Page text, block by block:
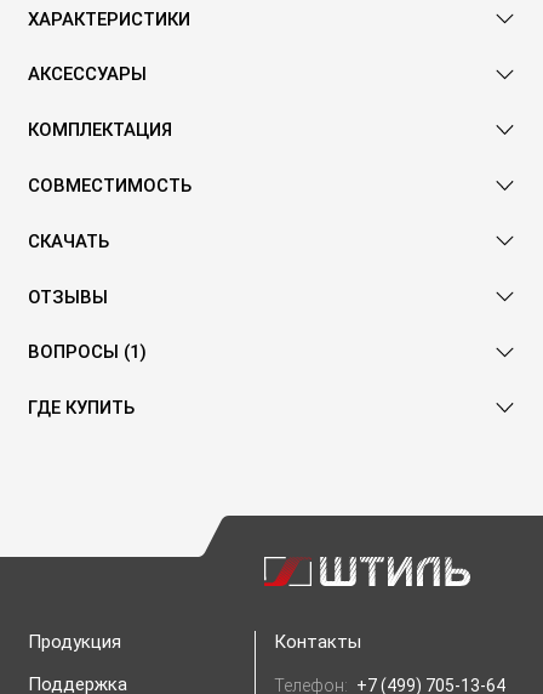
ХАРАКТЕРИСТИКИ
АКСЕССУАРЫ
КОМПЛЕКТАЦИЯ
СОВМЕСТИМОСТЬ
СКАЧАТЬ
ОТЗЫВЫ
ВОПРОСЫ (1)
ГДЕ КУПИТЬ
Продукция
Поддержка
Контакты
Телефон: +7 (499) 705-13-64